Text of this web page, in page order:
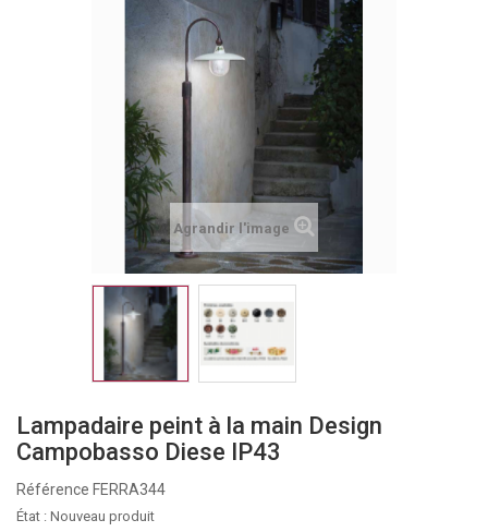
Agrandir l'image
Lampadaire peint à la main Design
Campobasso Diese IP43
Référence FERRA344
État : Nouveau produit